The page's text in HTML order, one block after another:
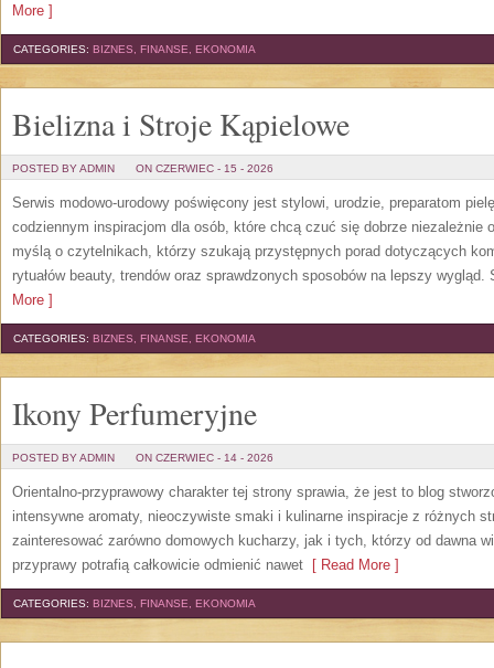
More ]
CATEGORIES: BIZNES, FINANSE, EKONOMIA
Bielizna i Stroje Kąpielowe
POSTED BY ADMIN ON CZERWIEC - 15 - 2026
Serwis modowo-urodowy poświęcony jest stylowi, urodzie, preparatom
codziennym inspiracjom dla osób, które chcą czuć się dobrze niezależnie
myślą o czytelnikach, którzy szukają przystępnych porad dotyczących
rytuałów beauty, trendów oraz sprawdzonych sposobów na lepszy wygląd.
More ]
CATEGORIES: BIZNES, FINANSE, EKONOMIA
Ikony Perfumeryjne
POSTED BY ADMIN ON CZERWIEC - 14 - 2026
Orientalno-przyprawowy charakter tej strony sprawia, że jest to blog
intensywne aromaty, nieoczywiste smaki i kulinarne inspiracje z różnych
zainteresować zarówno domowych kucharzy, jak i tych, którzy od dawna
przyprawy potrafią całkowicie odmienić nawet [ Read More ]
CATEGORIES: BIZNES, FINANSE, EKONOMIA